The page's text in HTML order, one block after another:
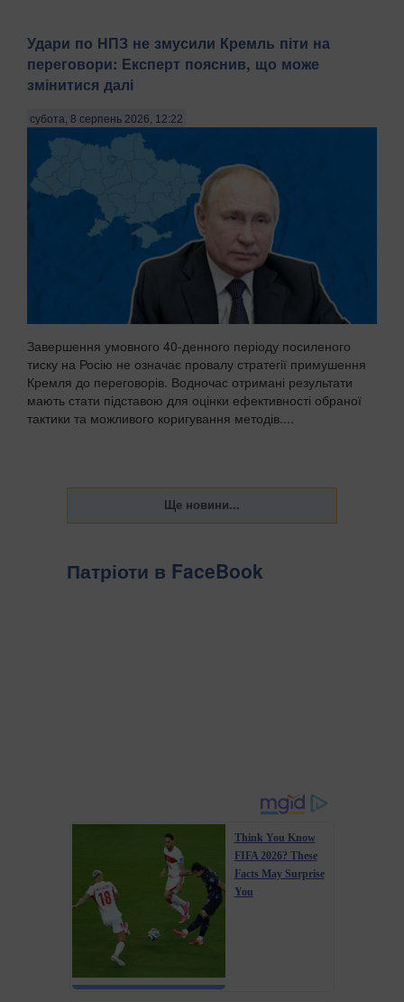
Удари по НПЗ не змусили Кремль піти на
переговори: Експерт пояснив, що може
змінитися далі
субота, 8 серпень 2026, 12:22
Завершення умовного 40-денного періоду посиленого
тиску на Росію не означає провалу стратегії примушення
Кремля до переговорів. Водночас отримані результати
мають стати підставою для оцінки ефективності обраної
тактики та можливого коригування методів....
Патріоти в FaceBook
Think You Know
FIFA 2026? These
Facts May Surprise
You